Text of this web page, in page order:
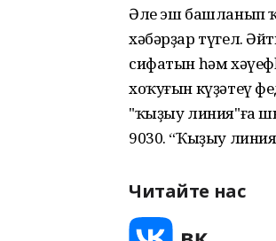
Әле эш башланып
хәбәрҙар түгел.
сифатын һәм
хоҡуғын күҙәтеү
"ҡыҙыу линия"ға
9030. “Ҡыҙыу
Читайте нас